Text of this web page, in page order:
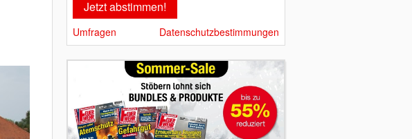
Umfragen Datenschutzbestimmungen